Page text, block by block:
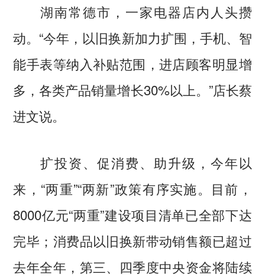
湖南常德市，一家电器店内人头攒
动。“今年，以旧换新加力扩围，手机、智
能手表等纳入补贴范围，进店顾客明显增
多，各类产品销量增长30%以上。”店长蔡
进文说。
扩投资、促消费、助升级，今年以
来，“两重”“两新”政策有序实施。目前，
8000亿元“两重”建设项目清单已全部下达
完毕；消费品以旧换新带动销售额已超过
去年全年，第三、四季度中央资金将陆续